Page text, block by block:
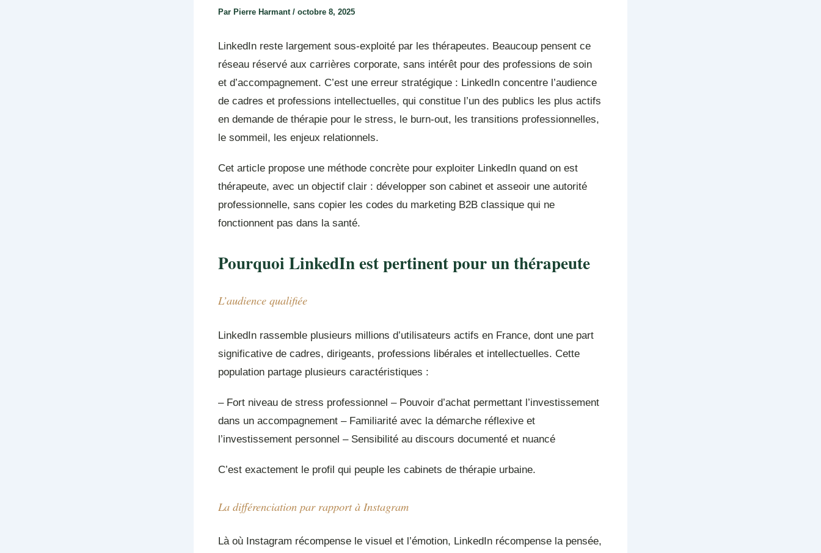
Par Pierre Harmant / octobre 8, 2025
LinkedIn reste largement sous-exploité par les thérapeutes. Beaucoup pensent ce
réseau réservé aux carrières corporate, sans intérêt pour des professions de soin
et d’accompagnement. C’est une erreur stratégique : LinkedIn concentre l’audience
de cadres et professions intellectuelles, qui constitue l’un des publics les plus actifs
en demande de thérapie pour le stress, le burn-out, les transitions professionnelles,
le sommeil, les enjeux relationnels.
Cet article propose une méthode concrète pour exploiter LinkedIn quand on est
thérapeute, avec un objectif clair : développer son cabinet et asseoir une autorité
professionnelle, sans copier les codes du marketing B2B classique qui ne
fonctionnent pas dans la santé.
Pourquoi LinkedIn est pertinent pour un thérapeute
L’audience qualifiée
LinkedIn rassemble plusieurs millions d’utilisateurs actifs en France, dont une part
significative de cadres, dirigeants, professions libérales et intellectuelles. Cette
population partage plusieurs caractéristiques :
– Fort niveau de stress professionnel – Pouvoir d’achat permettant l’investissement
dans un accompagnement – Familiarité avec la démarche réflexive et
l’investissement personnel – Sensibilité au discours documenté et nuancé
C’est exactement le profil qui peuple les cabinets de thérapie urbaine.
La différenciation par rapport à Instagram
Là où Instagram récompense le visuel et l’émotion, LinkedIn récompense la pensée,